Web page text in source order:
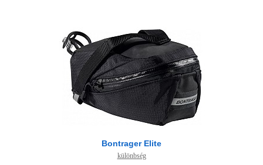
Bontrager Elite
különbség